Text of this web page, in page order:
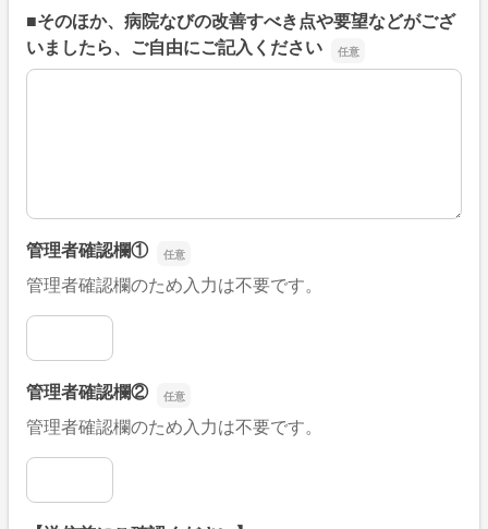
■そのほか、病院なびの改善すべき点や要望などがござ
いましたら、ご自由にご記入ください
■そのほか、病院なびの改善すべき点や要望などがござい
管理者確認欄①
管理者確認欄のため入力は不要です。
管理者確認欄①
管理者確認欄②
管理者確認欄のため入力は不要です。
管理者確認欄②